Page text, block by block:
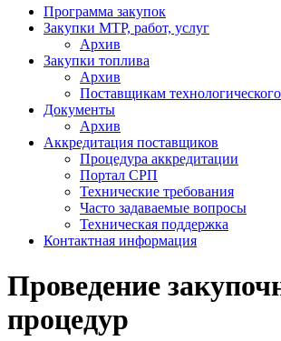
Программа закупок
Закупки МТР, работ, услуг
Архив
Закупки топлива
Архив
Поставщикам
Документы
Архив
Аккредитация поставщиков
Процедура аккредитации
Портал СРП
Технические требования
Часто задаваемые вопросы
Техническая поддержка
Контактная информация
Проведение
процедур